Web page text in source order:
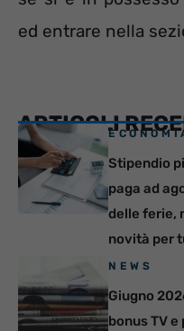
ed entrare nella
ARTICOLI
Stipendio
paga ad
delle ferie,
novità per
NEWS
Giugno
bonus TV e